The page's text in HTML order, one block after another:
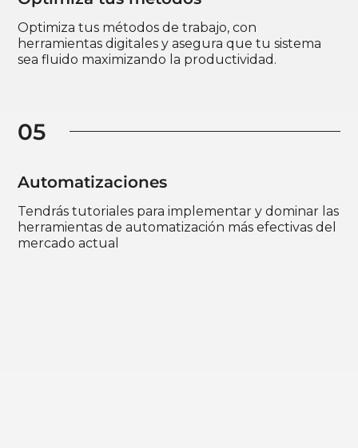
Optimiza tus métodos de trabajo, con
herramientas digitales y asegura que tu sistema
sea fluido maximizando la productividad.
05
Automatizaciones
Tendrás tutoriales para implementar y dominar las
herramientas de automatización más efectivas del
mercado actual